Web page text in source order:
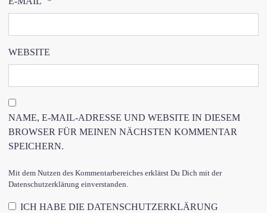
WEBSITE
NAME, E-MAIL-ADRESSE UND WEBSITE IN DIESEM
BROWSER FÜR MEINEN NÄCHSTEN KOMMENTAR
SPEICHERN.
Mit dem Nutzen des Kommentarbereiches erklärst Du Dich mit der
Datenschutzerklärung einverstanden.
ICH HABE DIE DATENSCHUTZERKLÄRUNG